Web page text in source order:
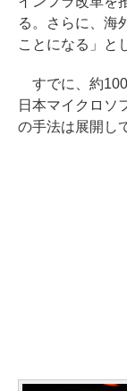
る。さらに、海
ことになる」と
すでに、約100
日本マイクロソ
の手法は展開し